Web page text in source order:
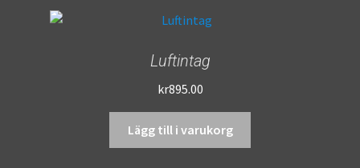
Luftintag
kr895.00
Lägg till i varukorg